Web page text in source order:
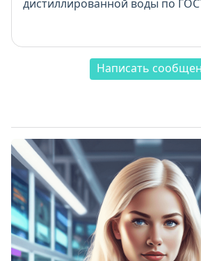
дистиллированной воды по
Написать